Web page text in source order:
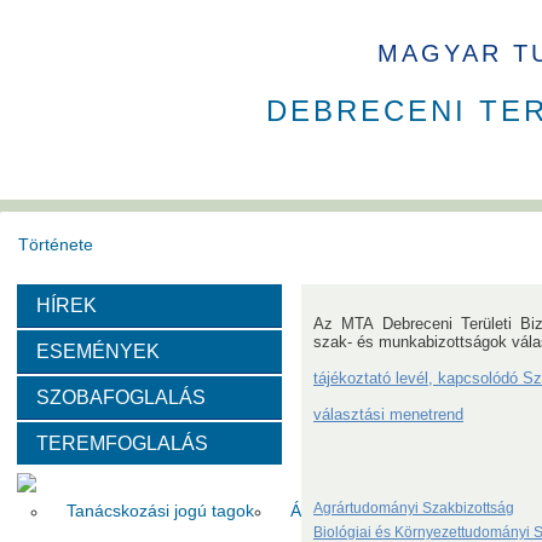
MAGYAR
DEBRECENI
Története
Székház
Szervezeti felépítése
Választott vezetők
Tanácskozási jogú tagok Állandó meghívottak
HÍREK
ESEMÉNYEK
SZOBAFOGLALÁS
TEREMFOGLALÁS
Az MTA Debreceni Területi
szak- és munkabizottságok
tájékoztató levél, kapcsolódó
választási menetrend
Agrártudományi Szakbizottság
Biológiai és Környezettudományi